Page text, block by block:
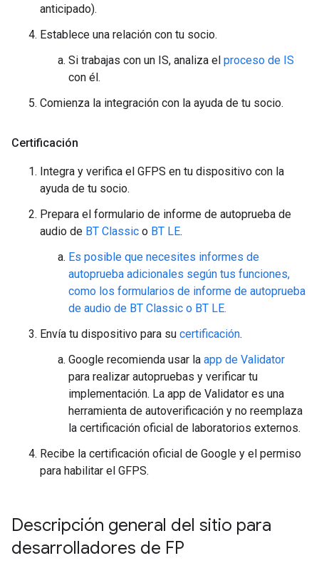
anticipado).
Establece una relación con tu socio.
Si trabajas con un IS, analiza el proceso de IS
con él.
Comienza la integración con la ayuda de tu socio.
Certificación
Integra y verifica el GFPS en tu dispositivo con la
ayuda de tu socio.
Prepara el formulario de informe de autoprueba de
audio de BT Classic o BT LE.
Es posible que necesites informes de
autoprueba adicionales según tus funciones,
como los formularios de informe de autoprueba
de audio de BT Classic o BT LE.
Envía tu dispositivo para su certificación.
Google recomienda usar la app de Validator
para realizar autopruebas y verificar tu
implementación. La app de Validator es una
herramienta de autoverificación y no reemplaza
la certificación oficial de laboratorios externos.
Recibe la certificación oficial de Google y el permiso
para habilitar el GFPS.
Descripción general del sitio para
desarrolladores de FP